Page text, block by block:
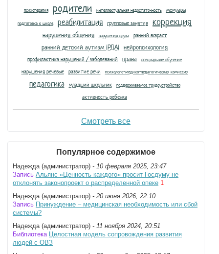
психотерапия родители интеллектуальная недостаточность мемуары
подготовка к школе реабилитация групповые занятия коррекция
нарушения общения нарушения слуха ранний возраст
ранний детский аутизм (РДА) нейропсихология
профилактика нарушений / заболеваний права специальное обучение
нарушения речевые развитие речи психолого-медико-педагогическая комиссия
педагогика младший школьник поддерживаемое трудоустройство
активность ребенка
Смотреть все
Популярное содержимое
Надежда (администратор) - 10 февраля 2025, 23:47
Запись Альянс «Ценность каждого» просит Госдуму не
отклонять законопроект о распределенной опеке 1
Надежда (администратор) - 20 июня 2026, 22:10
Запись Принуждение – медицинская необходимость или сбой
системы?
Надежда (администратор) - 11 ноября 2024, 20:51
Библиотека
Целостная модель сопровождения развития
людей с ОВЗ